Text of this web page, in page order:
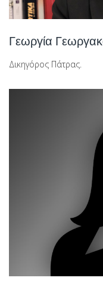
Γεωργία
Δικηγόρος Πάτρας.